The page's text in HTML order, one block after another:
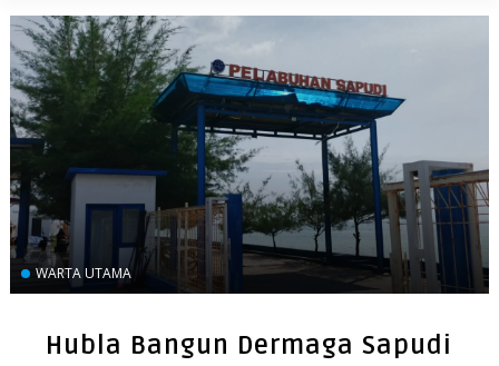
WARTA UTAMA
Hubla Bangun Dermaga Sapudi